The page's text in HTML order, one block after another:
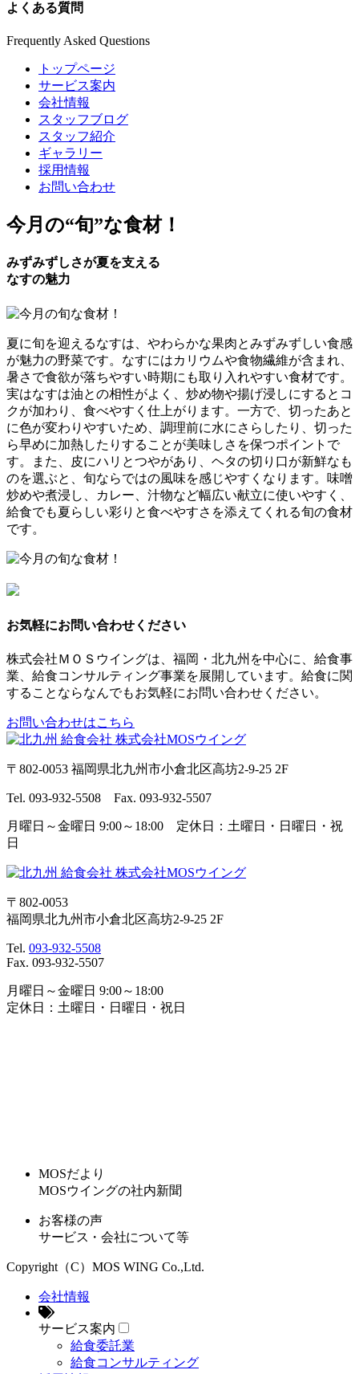
よくある質問
Frequently Asked Questions
トップページ
サービス案内
会社情報
スタッフブログ
スタッフ紹介
ギャラリー
採用情報
お問い合わせ
今月の“旬”な食材！
みずみずしさが夏を支える
なすの魅力
夏に旬を迎えるなすは、やわらかな果肉とみずみずしい食感
が魅力の野菜です。なすにはカリウムや食物繊維が含まれ、
暑さで食欲が落ちやすい時期にも取り入れやすい食材です。
実はなすは油との相性がよく、炒め物や揚げ浸しにするとコ
クが加わり、食べやすく仕上がります。一方で、切ったあと
に色が変わりやすいため、調理前に水にさらしたり、切った
ら早めに加熱したりすることが美味しさを保つポイントで
す。また、皮にハリとつやがあり、ヘタの切り口が新鮮なも
のを選ぶと、旬ならではの風味を感じやすくなります。味噌
炒めや煮浸し、カレー、汁物など幅広い献立に使いやすく、
給食でも夏らしい彩りと食べやすさを添えてくれる旬の食材
です。
お気軽にお問い合わせください
株式会社ＭＯＳウイングは、福岡・北九州を中心に、給食事
業、給食コンサルティング事業を展開しています。給食に関
することならなんでもお気軽にお問い合わせください。
お問い合わせはこちら
〒802-0053 福岡県北九州市小倉北区高坊2-9-25 2F
Tel. 093-932-5508 Fax. 093-932-5507
月曜日～金曜日 9:00～18:00 定休日：土曜日・日曜日・祝
日
〒802-0053
福岡県北九州市小倉北区高坊2-9-25 2F
Tel. 093-932-5508
Fax. 093-932-5507
月曜日～金曜日 9:00～18:00
定休日：土曜日・日曜日・祝日
MOSだより
MOSウイングの社内新聞
お客様の声
サービス・会社について等
Copyright（C）MOS WING Co.,Ltd.
会社情報
サービス案内
給食委託業
給食コンサルティング